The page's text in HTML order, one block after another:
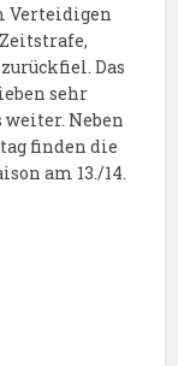
Verteidigen
Das
sehr
Neben
finden die
am 13./14.